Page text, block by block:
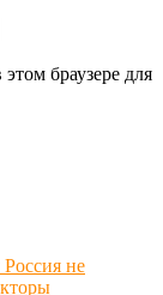
браузере для